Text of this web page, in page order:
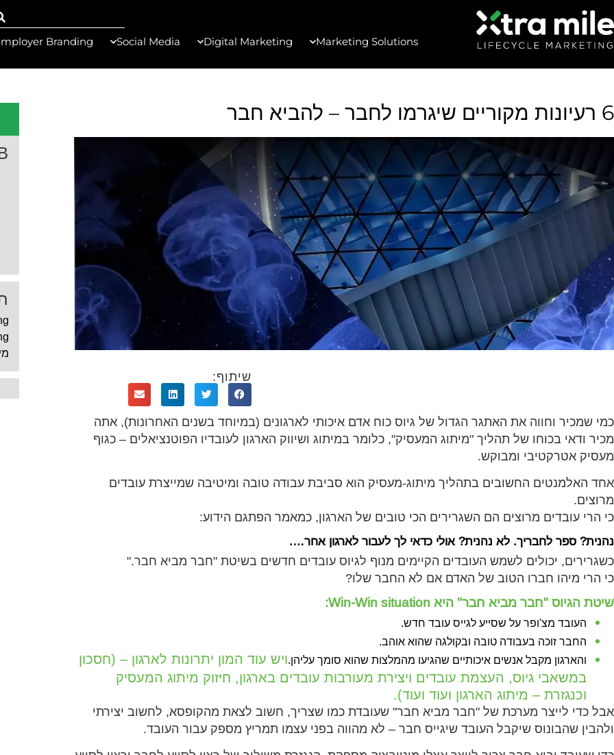
Marketing Solutions
Digital Marketing
Social Media
Branding
6 רעיונות מקוריים שיגרמו לחבר – להביא חבר
שיתוף:
כמי שמכיר וחווה את האתגר הגדול של גיוס כוח אדם איכותי לארגונים (במיוחד בשנים האחרונות), אתה
מכיר ודאי בכוחו של תהליך "מיתוג המעסיק", כלומר במיתוג ושיווק הארגון לעובדיו הפוטנציאלים – כגוף
מעסיק אטרקטיבי ומבוקש.
אחד האלמנטים החשובים בתהליך מיתוג-מעסיק הוא סביבת עבודה טובה ומיטיבה שמייצרת עובדים
מרוצים.
כי הרי עובדים מרוצים הם השגרירים הכי טובים של הארגון, כמאמר הפתגם הידוע:
נהנית? ספר לחבריך. לא נהנית? אולי כדאי לך לעבור לארגון אחר….
כשגרירים, יכולים לשמש העובדים הקיימים מנוף לגיוס עובדים חדשים בשיטת "חבר מביא חבר."
כי הרי מיהו חברו הטוב של האדם אם לא החבר שלו?
שיטת הגיוס "חבר מביא חבר" היא Win-Win situation:
העובד מצ'ופר על שסייע לגייס עובד חדש.
החבר זוכה בעבודה טובה ובקולגה שהוא אוהב.
והארגון מקבל אנשים איכותיים שהגיעו מהמלצות שהוא סומך עליהן. ויש עוד המון יתרונות לארגון – (חסכון
במשאבי גיוס, העצמת עובדים ויצירת מעורבות עובדים בארגון, חיזוק מיתוג המעסיק
וכנגזרת – מיתוג הארגון ועוד ועוד).
אבל כדי לייצר מערכת של "חבר מביא חבר" שעובדת כמו שצריך, חשוב לצאת מהקופסא, לחשוב יצירתי
ולהבין שהבונוס שיקבל העובד שיגייס חבר – לא מהווה בפני עצמו תמריץ מספק עבור העובד.